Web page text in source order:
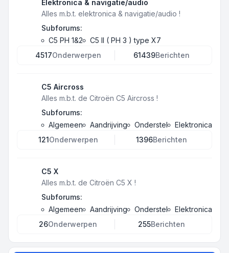
Elektronica & navigatie/audio
Alles m.b.t. elektronica & navigatie/audio !
Subforums:
C5 PH 1&2
C5 II ( PH 3 ) type X7
4517Onderwerpen 61439Berichten
C5 Aircross
Alles m.b.t. de Citroën C5 Aircross !
Subforums:
Algemeen
Aandrijving Onderstel
Elektronica
121Onderwerpen 1396Berichten
C5 X
Alles m.b.t. de Citroën C5 X !
Subforums:
Algemeen
Aandrijving Onderstel
Elektronica
26Onderwerpen 255Berichten